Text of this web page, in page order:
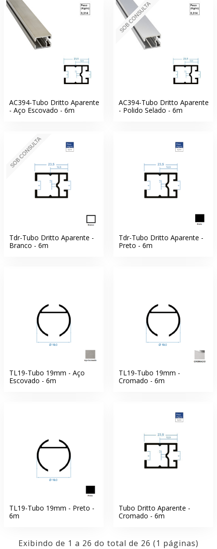
AC394-Tubo Dritto Aparente
- Aço Escovado - 6m
SOB CONSULTA
AC394-Tubo Dritto Aparente
- Polido Selado - 6m
SOB CONSULTA
Tdr-Tubo Dritto Aparente -
Branco - 6m
Tdr-Tubo Dritto Aparente -
Preto - 6m
TL19-Tubo 19mm - Aço
Escovado - 6m
TL19-Tubo 19mm -
Cromado - 6m
TL19-Tubo 19mm - Preto -
6m
Tubo Dritto Aparente -
Cromado - 6m
Exibindo de 1 a 26 do total de 26 (1 páginas)